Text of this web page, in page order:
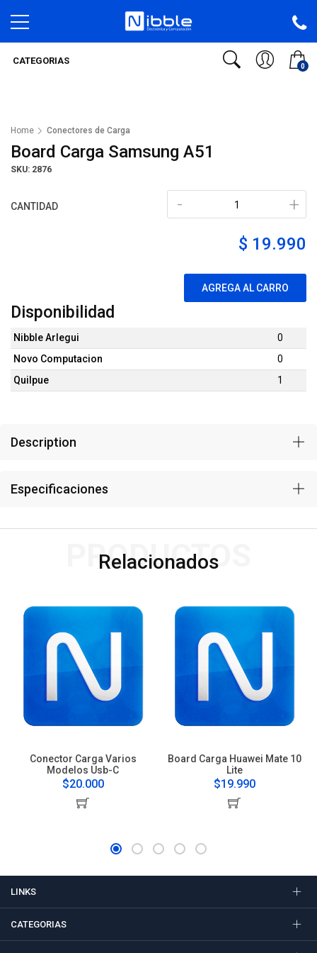
0
CATEGORIAS
Home Conectores de Carga
Board Carga Samsung A51
SKU: 2876
CANTIDAD +
-
$ 19.990
AGREGA AL CARRO
Disponibilidad
Nibble Arlegui
0
Novo Computacion
0
Quilpue
1
Description
Especificaciones
Relacionados
PRODUCTOS
Conector Carga Varios
Modelos Usb-C
$20.000
Board Carga Huawei Mate 10
Lite
$19.990
LINKS
CATEGORIAS